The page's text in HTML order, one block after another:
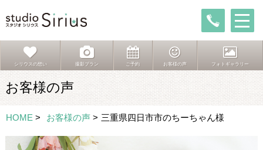
シリウスの想い 撮影プラン ご予約 お客様の声 フォトギャラリー
お客様の声
HOME > お客様の声 > 三重県四日市市のちーちゃん様